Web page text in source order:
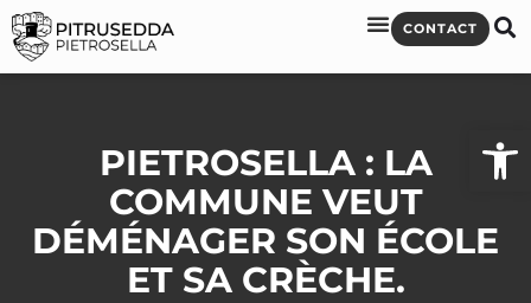
CONTACT
PIETROSELLA : LA
COMMUNE VEUT
DÉMÉNAGER SON ÉCOLE
ET SA CRÈCHE.
Ouvrir